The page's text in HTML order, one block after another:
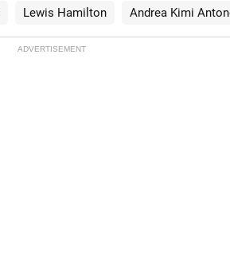
Lewis Hamilton Andrea Kimi
ADVERTISEMENT